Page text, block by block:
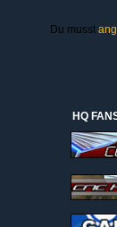
Du musst
HQ